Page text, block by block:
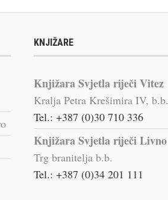
KNJIŽARE
Knjižara Svjetla riječi Vitez
Kralja Petra Krešimira IV, b.b.
Tel.: +387 (0)30 710 336
Knjižara Svjetla riječi Livno
Trg branitelja b.b.
Tel.: +387 (0)34 201 111